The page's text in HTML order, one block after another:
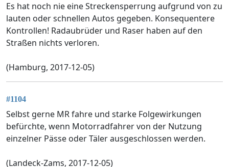
Es hat noch nie eine Streckensperrung aufgrund von zu
lauten oder schnellen Autos gegeben. Konsequentere
Kontrollen! Radaubrüder und Raser haben auf den
Straßen nichts verloren.
(Hamburg, 2017-12-05)
#1104
Selbst gerne MR fahre und starke Folgewirkungen
befürchte, wenn Motorradfahrer von der Nutzung
einzelner Pässe oder Täler ausgeschlossen werden.
(Landeck-Zams, 2017-12-05)